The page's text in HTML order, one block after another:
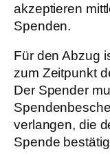
akzeptieren
Spenden.
Für den Abzug
zum Zeitpunkt
Der Spender
verlangen, die
Spende